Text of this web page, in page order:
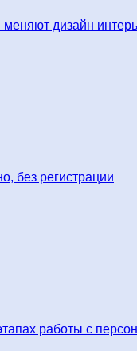
дизайн
без регистрации
работы с